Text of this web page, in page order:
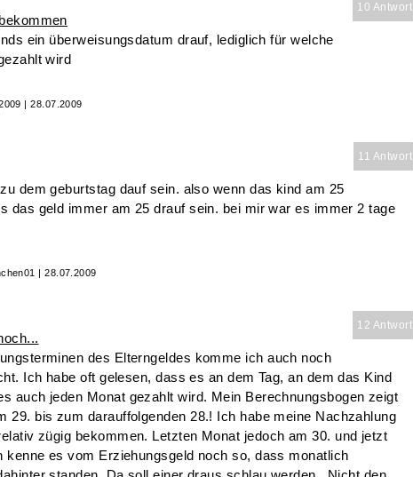
10 Antwort
ein überweisungsdatum drauf, lediglich für welche
wird
| 28.07.2009
11 Antwort
dem geburtstag dauf sein. also wenn das kind am 25
das geld immer am 25 drauf sein. bei mir war es immer 2 tage
| 28.07.2009
12 Antwort
des Elterngeldes komme ich auch noch
Ich habe oft gelesen, dass es an dem Tag, an dem das Kind
auch jeden Monat gezahlt wird. Mein Berechnungsbogen zeigt
29. bis zum darauffolgenden 28.! Ich habe meine Nachzahlung
zügig bekommen. Letzten Monat jedoch am 30. und jetzt
kenne es vom Erziehungsgeld noch so, dass monatlich